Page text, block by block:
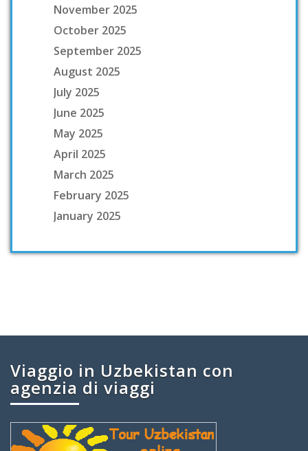
November 2025
October 2025
September 2025
August 2025
July 2025
June 2025
May 2025
April 2025
March 2025
February 2025
January 2025
Viaggio in Uzbekistan con
agenzia di viaggi